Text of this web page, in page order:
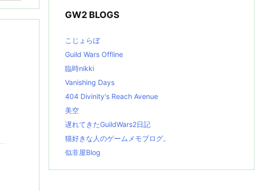
GW2 BLOGS
こじょらぼ
Guild Wars Offline
臨時nikki
Vanishing Days
404 Divinity's Reach Avenue
美空
遅れてきたGuildWars2日記
猫好きな人のゲームメモブログ。
似非屋Blog